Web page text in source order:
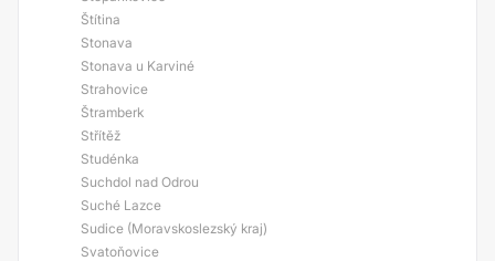
Štítina
Stonava
Stonava u Karviné
Strahovice
Štramberk
Střítěž
Studénka
Suchdol nad Odrou
Suché Lazce
Sudice (Moravskoslezský kraj)
Svatoňovice